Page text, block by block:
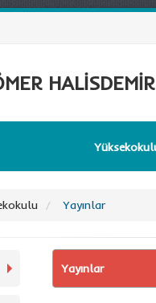
Yayınlar
Yayınlar